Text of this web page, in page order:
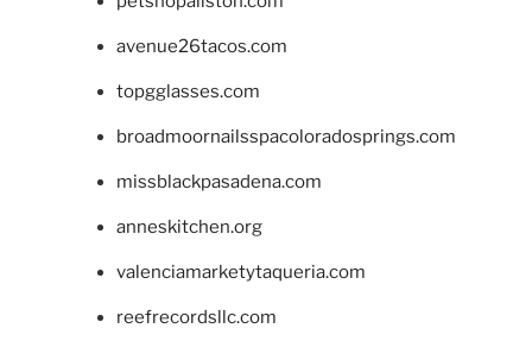
avenue26tacos.com
topgglasses.com
broadmoornailsspacoloradosprings.com
missblackpasadena.com
anneskitchen.org
valenciamarketytaqueria.com
reefrecordsllc.com